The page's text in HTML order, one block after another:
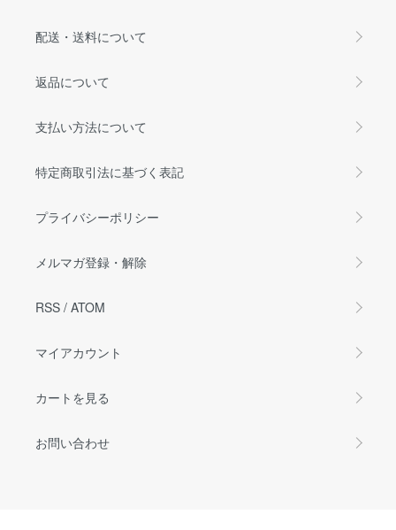
配送・送料について
返品について
支払い方法について
特定商取引法に基づく表記
プライバシーポリシー
メルマガ登録・解除
RSS / ATOM
マイアカウント
カートを見る
お問い合わせ